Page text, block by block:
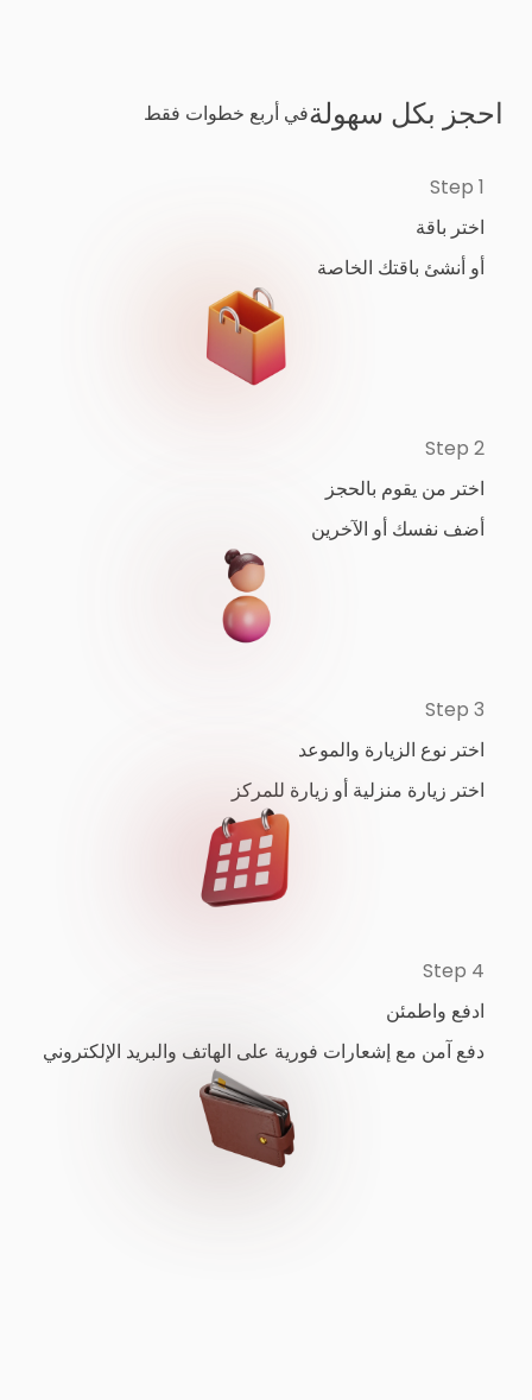
احجز بكل سهولةفي أربع خطوات فقط
Step 1
اختر باقة
أو أنشئ باقتك الخاصة
Step 2
اختر من يقوم بالحجز
أضف نفسك أو الآخرين
Step 3
اختر نوع الزيارة والموعد
اختر زيارة منزلية أو زيارة للمركز
Step 4
ادفع واطمئن
دفع آمن مع إشعارات فورية على الهاتف والبريد الإلكتروني